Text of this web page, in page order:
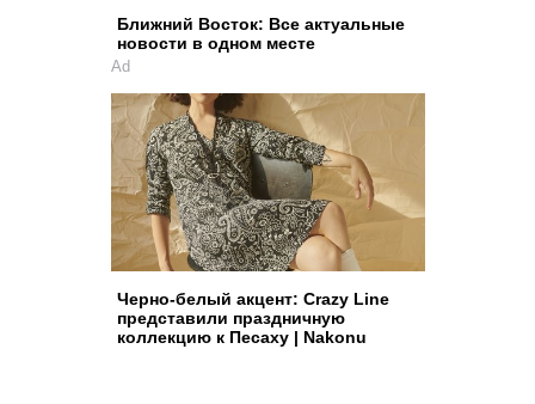
Ближний Восток: Все актуальные
новости в одном месте
Ad
Черно-белый акцент: Crazy Line
представили праздничную
коллекцию к Песаху | Nakonu